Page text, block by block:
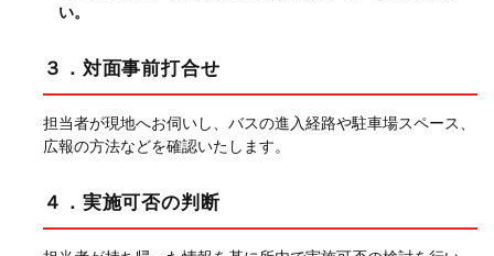
い。
３．対面事前打合せ
担当者が現地へお伺いし、バスの進入経路や駐車場スペース、
広報の方法などを確認いたします。
４．実施可否の判断